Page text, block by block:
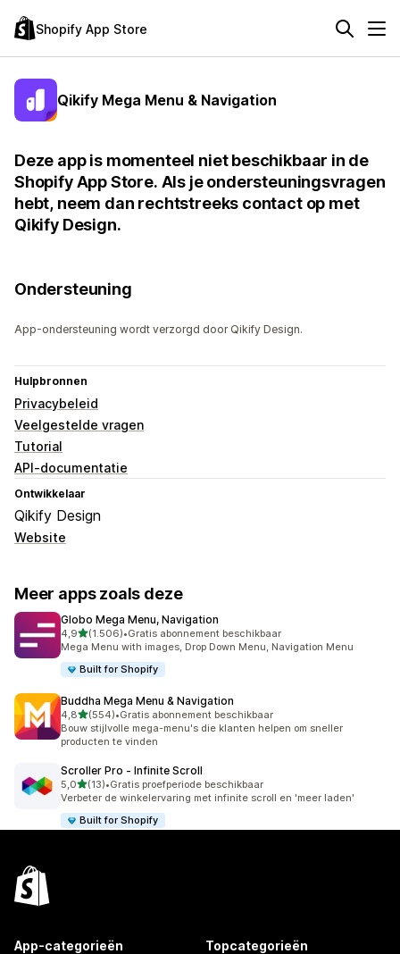
Shopify App Store
Qikify Mega Menu & Navigation
Deze app is momenteel niet beschikbaar in de
Shopify App Store. Als je ondersteuningsvragen
hebt, neem dan rechtstreeks contact op met
Qikify Design.
Ondersteuning
App-ondersteuning wordt verzorgd door Qikify Design.
Hulpbronnen
Privacybeleid
Veelgestelde vragen
Tutorial
API-documentatie
Ontwikkelaar
Qikify Design
Website
Meer apps zoals deze
Globo Mega Menu, Navigation
4,9van 5 sterren
(1.506)
1506 recensies in totaal
•Gratis abonnement beschikbaar
Mega Menu with images, Drop Down Menu, Navigation Menu
Built for Shopify
Buddha Mega Menu & Navigation
4,8van 5 sterren
(554)
554 recensies in totaal
•Gratis abonnement beschikbaar
Bouw stijlvolle mega-menu's die klanten helpen om sneller
producten te vinden
Scroller Pro ‑ Infinite Scroll
5,0van 5 sterren
(13)
13 recensies in totaal
•Gratis proefperiode beschikbaar
Verbeter de winkelervaring met infinite scroll en 'meer laden'
Built for Shopify
App-categorieën Topcategorieën